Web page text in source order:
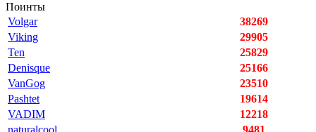
Поинты
Volgar
38269
Viking
29905
Ten
25829
Denisque
25166
VanGog
23510
Pashtet
19614
VADIM
12218
naturalcool
9481